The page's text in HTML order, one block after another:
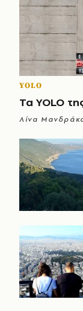
YOLO
Τα YOLO
Λίνα